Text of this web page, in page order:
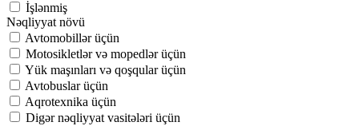
İşlənmiş
Nəqliyyat növü
Avtomobillər üçün
Motosikletlər və mopedlər üçün
Yük maşınları və qoşqular üçün
Avtobuslar üçün
Aqrotexnika üçün
Digər nəqliyyat vasitələri üçün